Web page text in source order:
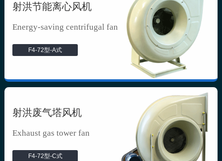
射洪节能离心风机
Energy-saving centrifugal fan
F4-72型-A式
射洪废气塔风机
Exhaust gas tower fan
F4-72型-C式